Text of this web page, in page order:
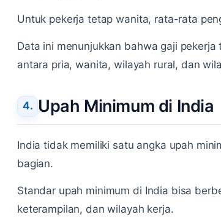
Untuk pekerja tetap wanita, rata-rata
Data ini menunjukkan bahwa gaji
antara pria, wanita, wilayah rural, dan
Upah Minimum di India
India tidak memiliki satu angka upah
bagian.
Standar upah minimum di India bisa
keterampilan, dan wilayah kerja.